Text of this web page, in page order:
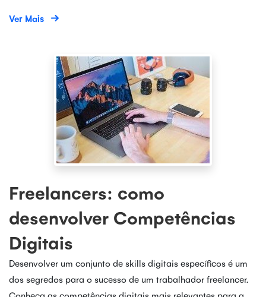
Ver Mais
Freelancers: como
desenvolver Competências
Digitais
Desenvolver um conjunto de skills digitais específicos é um
dos segredos para o sucesso de um trabalhador freelancer.